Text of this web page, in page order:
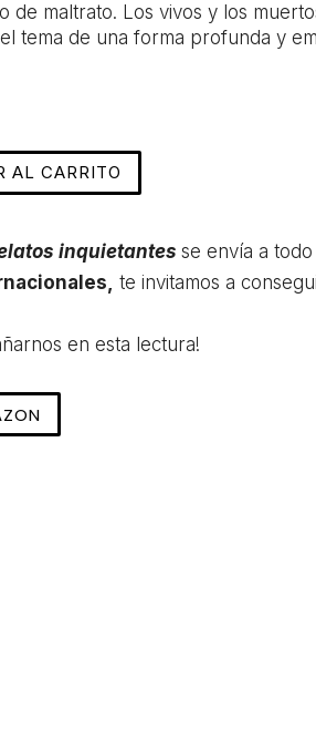
de maltrato. Los vivos y los
tema de una forma profunda y
AL CARRITO
inquietantes se envía a
te invitamos a
en esta lectura!